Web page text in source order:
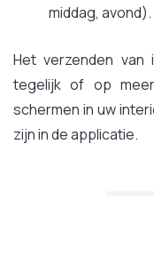
middag, avond).
Het verzenden van
tegelijk of op
schermen in uw
zijn in de applicatie.